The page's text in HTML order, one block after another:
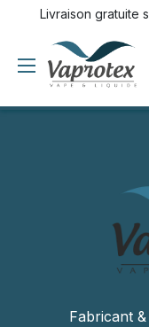
Se rendre au contenu
Livraison gratuite
Fabricant